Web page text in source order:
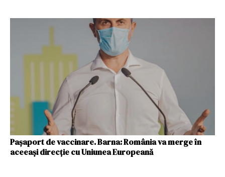
Pașaport de vaccinare. Barna: România va merge în
aceeași direcție cu Uniunea Europeană